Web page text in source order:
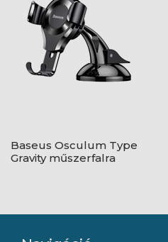
Baseus Osculum Type
Gravity műszerfalra